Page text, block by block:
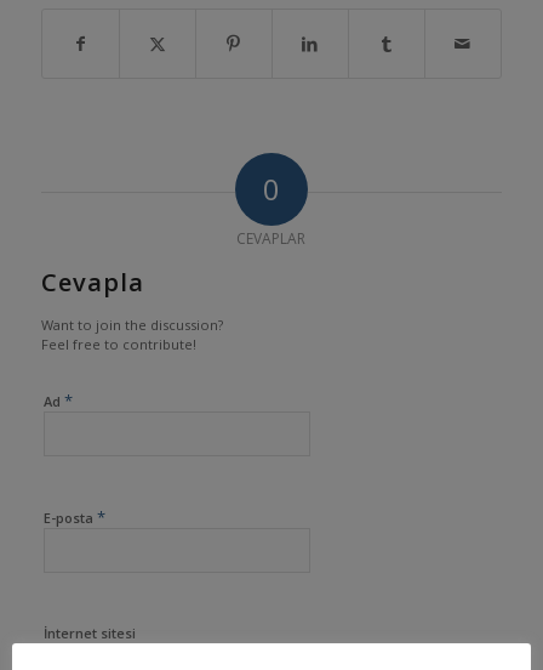
0
CEVAPLAR
Cevapla
Want to join the discussion?
Feel free to contribute!
Ad *
E-posta *
İnternet sitesi